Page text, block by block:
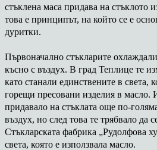
стъклена маса придава на стъклото
това е принципът, на който се е
дуритки.
Първоначално стъкларите
късно с въздух. В град Теплице те
като станали единствените в света,
горещи пресовани изделия в масло.
придавало на стъклата още по-
въздух, но след това те трябвало да
Стъкларската фабрика „Рудолфова
света, която е използвала масло.